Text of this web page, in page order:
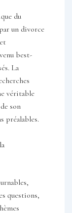
du
un divorce
best-
La
véritable
son
préalables.
questions,